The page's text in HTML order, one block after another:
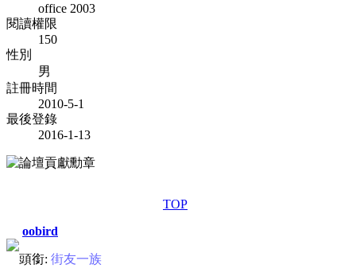
office 2003
閱讀權限
150
性別
男
註冊時間
2010-5-1
最後登錄
2016-1-13
TOP
oobird
頭銜: 街友一族